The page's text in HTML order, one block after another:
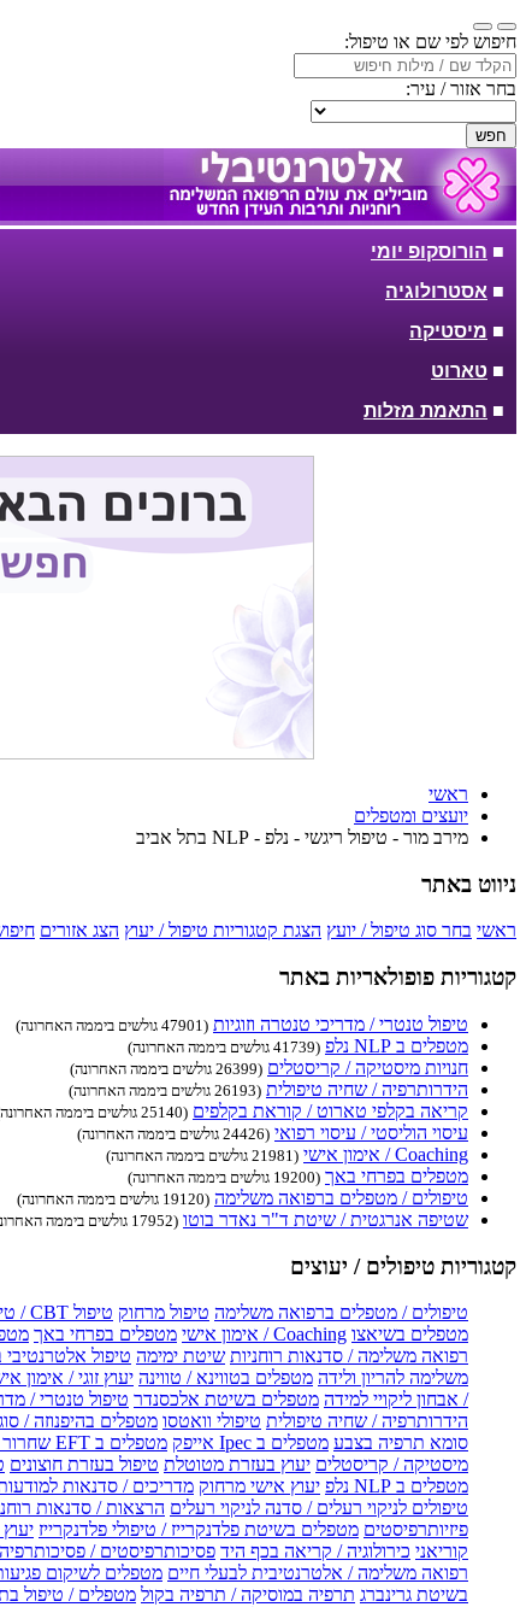
חיפוש לפי שם או טיפול:
בחר אזור / עיר:
חפש
■ הורוסקופ יומי
■ אסטרולוגיה
■ מיסטיקה
■ טארוט
■ התאמת מזלות
ראשי
יועצים ומטפלים
מירב מור - טיפול ריגשי - נלפ - NLP בתל אביב
ניווט באתר
ראשי בחר סוג טיפול / יועץ הצגת קטגוריות טיפול / יעוץ הצג אזורים
קטגוריות פופולאריות באתר
טיפול טנטרי / מדריכי טנטרה וזוגיות (47901 גולשים ביממה האחרונה)
מטפלים ב NLP נלפ (41739 גולשים ביממה האחרונה)
חנויות מיסטיקה / קריסטלים (26399 גולשים ביממה האחרונה)
הידרותרפיה / שחיה טיפולית (26193 גולשים ביממה האחרונה)
קריאה בקלפי טארוט / קוראת בקלפים (25140 גולשים ביממה האחרונה)
עיסוי הוליסטי / עיסוי רפואי (24426 גולשים ביממה האחרונה)
Coaching / אימון אישי (21981 גולשים ביממה האחרונה)
מטפלים בפרחי באך (19200 גולשים ביממה האחרונה)
טיפולים / מטפלים ברפואה משלימה (19120 גולשים ביממה האחרונה)
שטיפה אנרגטית / שיטת ד"ר נאדר בוטו (17952 גולשים ביממה האחרונה)
קטגוריות טיפולים / יעוצים
טיפולים / מטפלים ברפואה משלימה טיפול מרחוק טיפול CBT / טיפול CBT און ליין
מטפלים בשיאצו Coaching / אימון אישי מטפלים בפרחי באך
רפואה משלימה / סדנאות רוחניות שיטת ימימה טיפול אלטרנטיבי
משלימה להריון ולידה מטפלים בטווינא / טווינה יעוץ זוגי / אימון
/ אבחון ליקויי למידה מטפלים בשיטת אלכסנדר טיפול טנטרי /
הידרותרפיה / שחיה טיפולית טיפולי וואטסו מטפלים בהיפנוזה /
סומא תרפיה בצבע מטפלים ב Ipec אייפק מטפלים ב EFT שחרור ריגשי
מיסטיקה / קריסטלים יעוץ בעזרת מטוטלת טיפול בעזרת חוצונים
מטפלים ב NLP נלפ
יעוץ אישי מרחוק מדריכים / סדנאות
טיפולים לניקוי רעלים / סדנה לניקוי רעלים הרצאות / סדנאות
פיזיותרפיסטים מטפלים בשיטת פלדנקרייז / טיפולי פלדנקרייז
קוריאני כירולוגיה / קריאה בכף היד פסיכותרפיסטים /
רפואה משלימה / אלטרנטיבית לבעלי חיים מטפלים לשיקום
בשיטת גרינברג תרפיה במוסיקה / תרפיה בקול מטפלים / טיפול